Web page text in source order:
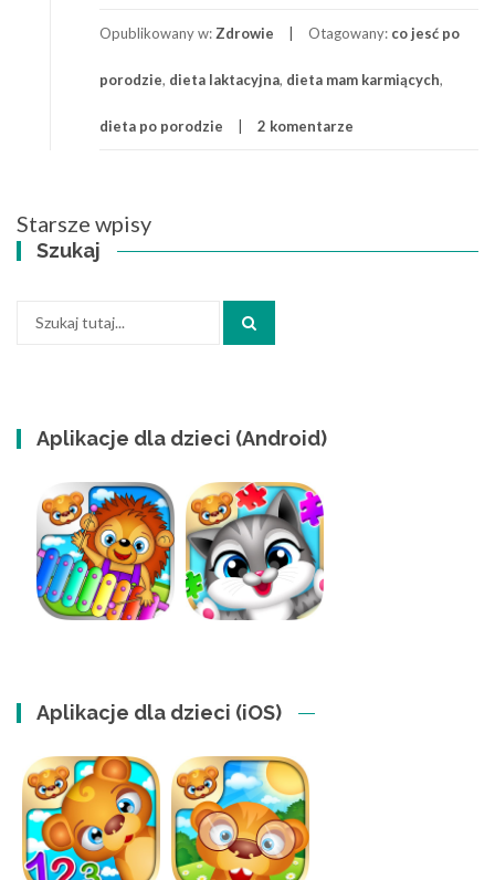
karmiących
lub
schudnąć
Opublikowany w:Zdrowie Otagowany: co jesć po
porodzie, dieta laktacyjna, dieta mam karmiących,
dieta po porodzie 2 komentarze
Nawigacja
po
wpisach
Starsze wpisy
Szukaj
Aplikacje dla dzieci (Android)
Aplikacje dla dzieci (iOS)